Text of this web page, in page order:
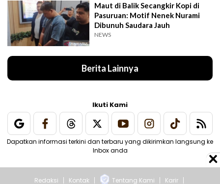
Maut di Balik Secangkir Kopi di
Pasuruan: Motif Nenek Nurami
Dibunuh Saudara Jauh
NEWS
Berita Lainnya
Ikuti Kami
Dapatkan informasi terkini dan terbaru yang dikirimkan langsung ke
Inbox anda
Redaksi Kontak Tentang Kami Karir